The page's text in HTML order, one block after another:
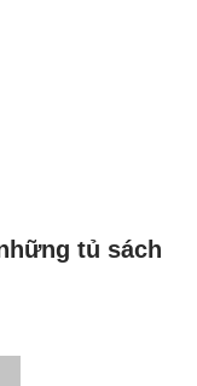
tủ sách